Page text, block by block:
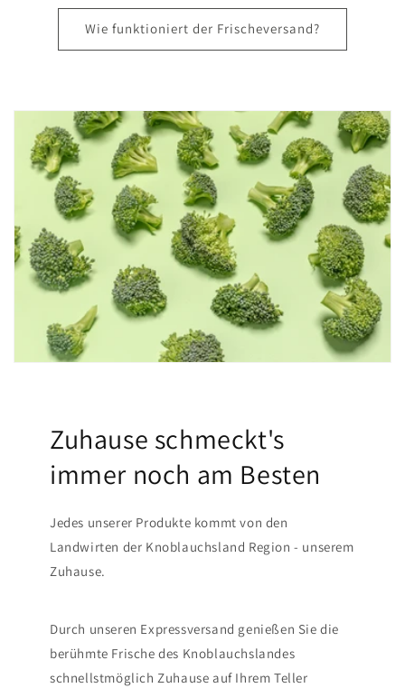
Wie funktioniert der Frischeversand?
Zuhause schmeckt's
immer noch am Besten
Jedes unserer Produkte kommt von den
Landwirten der Knoblauchsland Region - unserem
Zuhause.
Durch unseren Expressversand genießen Sie die
berühmte Frische des Knoblauchslandes
schnellstmöglich Zuhause auf Ihrem Teller